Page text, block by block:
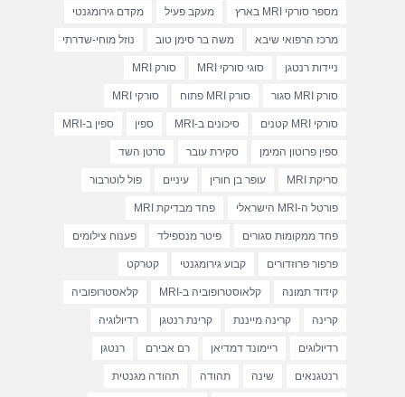
מספר סורקי MRI בארץ מעקב פעיל מקדם גירומגנטי
מרכז הרפואי שיבא משה בר סימן טוב נוזל מוחי-שדרתי
ניידות רנטגן סוגי סורקי MRI סורק MRI
סורק MRI סגור סורק MRI פתוח סורקי MRI
סורקי MRI קטנים סיכונים ב-MRI ספין ספין ב-MRI
ספין פרוטון המימן סקירת עובר סרטן השד
סריקת MRI עופר בן חורין עיניים פול לוטרבור
פורטל ה-MRI הישראלי פחד מבדיקת MRI
פחד ממקומות סגורים פיטר מנספילד פענוח צילומים
פרפור פרוזדורים קבוע גירומגנטי קטרקט
קידוד תמונה קלאוסטרופוביה ב-MRI קלאסטרופוביה
קרינה קרינה מייננת קרינת רנטגן רדיולוגיה
רדיולוגים ריימונד דמדיאן רם אבירם רנטגן
רנטגנאים שינה תהודה תהודה מגנטית